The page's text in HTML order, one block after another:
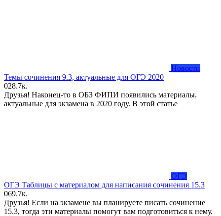
Новости
Темы сочинения 9.3, актуальные для ОГЭ 2020
028.7к.
Друзья! Наконец-то в ОБЗ ФИПИ появились материалы,
актуальные для экзамена в 2020 году. В этой статье
ОГЭ
ОГЭ Таблицы с материалом для написания сочинения 15.3
069.7к.
Друзья! Если на экзамене вы планируете писать сочинение
15.3, тогда эти материалы помогут вам подготовиться к нему.